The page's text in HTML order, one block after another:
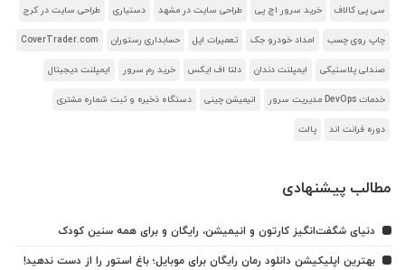
سی پی کالاف خرید سرور اچ پی طراحی سایت در مشهد دستیاری طراحی سایت در کرج
چاپ روی چسب امداد خودرو جک تعمیرات اپل حسابداری رستوران CoverTrader.com
صندلی پلاستیکی ایمپلنت دندان دلتا اف ایکس خرید رم سرور ایمپلنت دیجیتال
خدمات DevOps مدیریت سرور انیمیشن چینی دستگاه ذخیره و ثبت شماره مشتری
دوره فرانت اند پالت
مطالب پیشنهادی
دنیای شگفت‌انگیز کارتون و انیمیشن، رایگان و برای همه سنین کودک
بهترین اپلیکیشن دانلود رمان رایگان برای موبایل؛ باغ استور را از دست ندهید!